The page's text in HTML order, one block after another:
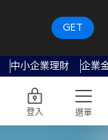
GET
中小企業理財 企業
登入 選單